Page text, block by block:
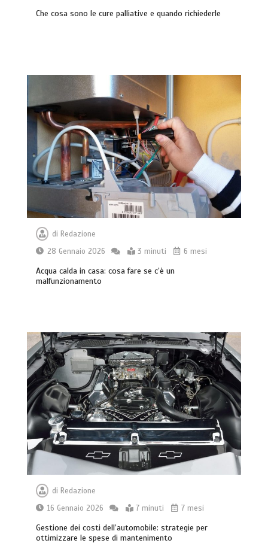
Che cosa sono le cure palliative e quando richiederle
diRedazione
28 Gennaio 2026
3 minuti 6 mesi
Acqua calda in casa: cosa fare se c’è un
malfunzionamento
di Redazione
16 Gennaio 2026
7 minuti 7 mesi
Gestione dei costi dell’automobile: strategie per
ottimizzare le spese di mantenimento